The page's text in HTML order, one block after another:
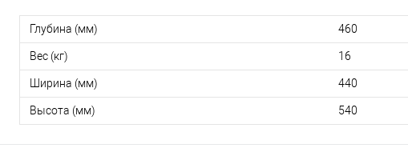
Глубина (мм) 460
Вес (кг) 16
Ширина (мм) 440
Высота (мм) 540